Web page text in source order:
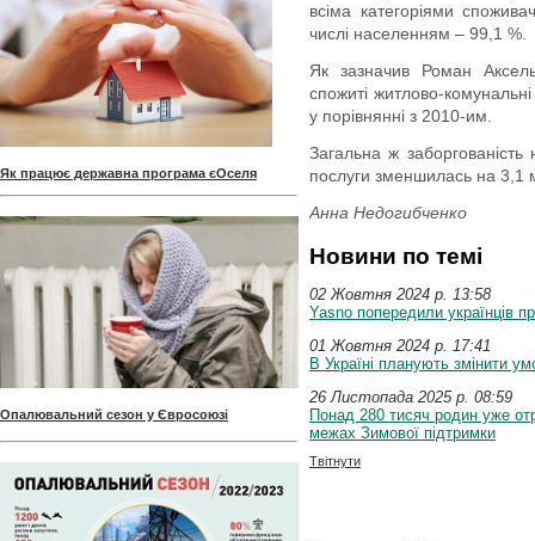
Як працює державна програма єОселя
Опалювальний сезон у Євросоюзі
всіма категоріями
числі населенням – 99,1 %.
Як зазначив Роман
спожиті житлово-
у порівнянні з 2010-им.
Загальна ж
послуги зменшилась на 3,1
Анна Недогибченко
Новини по темі
02 Жовтня 2024 p. 13:58
Yasno попередили українців
01 Жовтня 2024 p. 17:41
В Україні планують змінити
26 Листопада 2025 p. 08:59
Понад 280 тисяч родин уже
межах Зимової підтримки
Твітнути